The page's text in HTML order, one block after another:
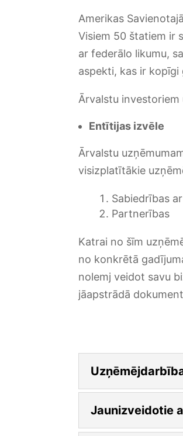
Amerikas
Visiem 50 štatiem ir
ar federālo likumu,
aspekti, kas ir kopīgi
Ārvalstu investoriem
Entītijas izvēle
Ārvalstu
visizplatītākie
Sabiedrības
Partnerības
Katrai no šīm
no konkrētā
nolemj veidot savu
jāapstrādā
Jaunizveidotie